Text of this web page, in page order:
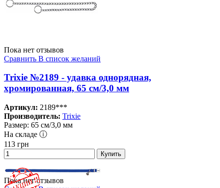
Пока нет отзывов
Сравнить В список желаний
Trixie №2189 - удавка однорядная,
хромированная, 65 см/3,0 мм
Артикул: 2189***
Производитель: Trixie
Размер: 65 см/3,0 мм
На складе ⓘ
113 грн
Купить
Пока нет отзывов